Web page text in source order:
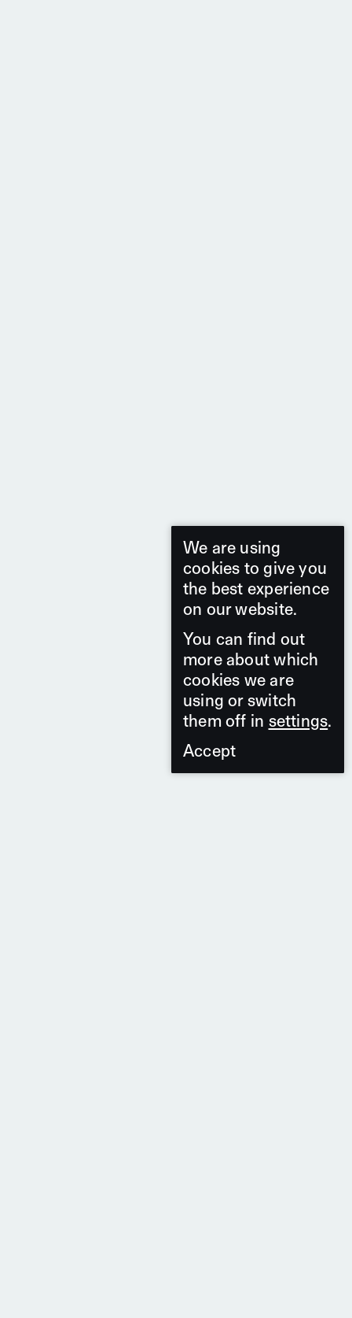
We are using
cookies to give you
the best experience
on our website.
You can find out
more about which
cookies we are
using or switch
them off in settings.
Accept